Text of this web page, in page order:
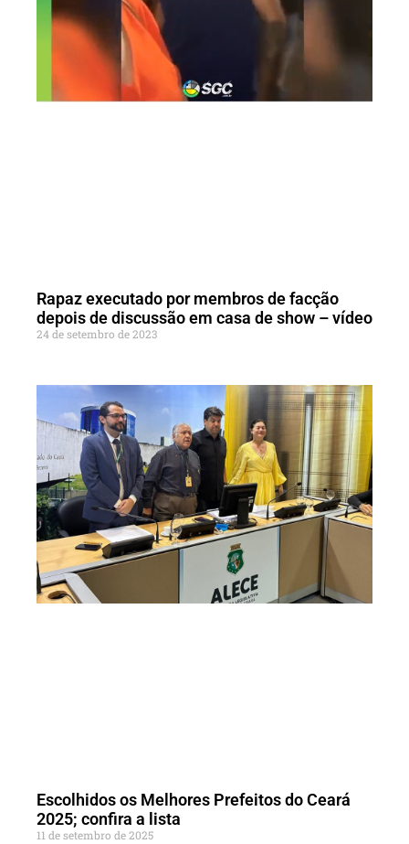
Rapaz executado por membros de facção
depois de discussão em casa de show – vídeo
24 de setembro de 2023
Escolhidos os Melhores Prefeitos do Ceará
2025; confira a lista
11 de setembro de 2025